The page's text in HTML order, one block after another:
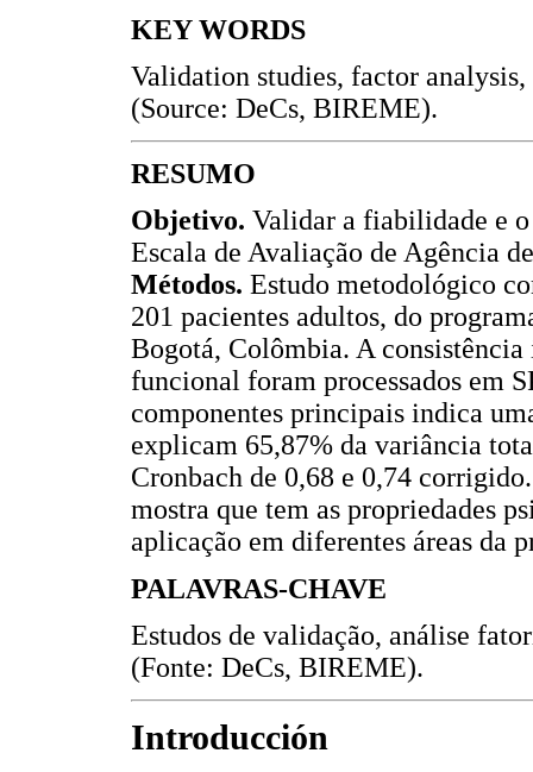
KEY WORDS
Validation studies, factor
(Source: DeCs, BIREME).
RESUMO
Objetivo. Validar a fiabilidade e
Escala de Avaliação de Agência
Métodos. Estudo metodológico
201 pacientes adultos, do
Bogotá, Colômbia. A
funcional foram processados em
componentes principais indica
explicam 65,87% da variância
Cronbach de 0,68 e 0,74
mostra que tem as propriedades
aplicação em diferentes áreas da
PALAVRAS-CHAVE
Estudos de validação, análise
(Fonte: DeCs, BIREME).
Introducción